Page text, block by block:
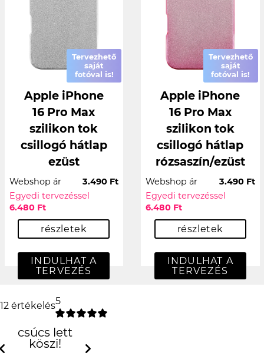
Tervezhető
saját
fotóval is!
Apple iPhone
16 Pro Max
szilikon tok
csillogó hátlap
ezüst
Webshop ár
3.490 Ft
Egyedi tervezéssel
6.480 Ft
részletek
INDULHAT A
TERVEZÉS
Tervezhető
saját
fotóval is!
Apple iPhone
16 Pro Max
szilikon tok
csillogó hátlap
rózsaszín/ezüst
Webshop ár
3.490 Ft
Egyedi tervezéssel
6.480 Ft
részletek
INDULHAT A
TERVEZÉS
12 értékelés5